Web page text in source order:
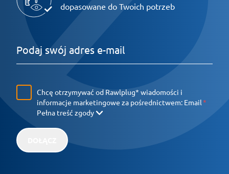
dopasowane do Twoich potrzeb
Chcę otrzymywać od Rawlplug* wiadomości i
informacje marketingowe za pośrednictwem: Email
Pełna treść zgody